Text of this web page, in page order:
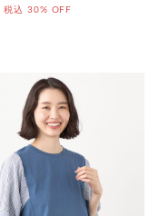
税込 30% OFF